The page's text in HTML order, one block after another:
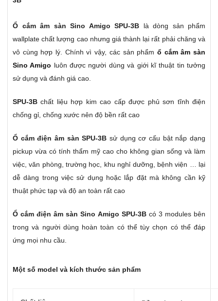
Ổ cắm âm sàn Sino Amigo SPU-3B là dòng sản phẩm
wallplate chất lượng cao nhưng giá thành lại rất phải chăng và
vô cùng hợp lý. Chính vì vậy, các sản phẩm ổ cắm âm sàn
Sino Amigo luôn được người dùng và giới kĩ thuật tin tưởng
sử dụng và đánh giá cao.
SPU-3B chất liệu hợp kim cao cấp được phủ sơn tĩnh điện
chống gỉ, chống xước nên độ bền rất cao
Ổ cắm điện âm sàn SPU-3B sử dụng cơ cấu bật nắp dạng
pickup vừa có tính thẩm mỹ cao cho không gian sống và làm
việc, văn phòng, trường học, khu nghỉ dưỡng, bệnh viện … lại
dễ dàng trong việc sử dụng hoặc lắp đặt mà không cần kỹ
thuật phức tạp và độ an toàn rất cao
Ổ cắm điện âm sàn Sino Amigo SPU-3Bcó 3 modules bên
trong và người dùng hoàn toàn có thể tùy chọn có thể đáp
ứng mọi nhu cầu.
Một số model và kích thước sản phẩm